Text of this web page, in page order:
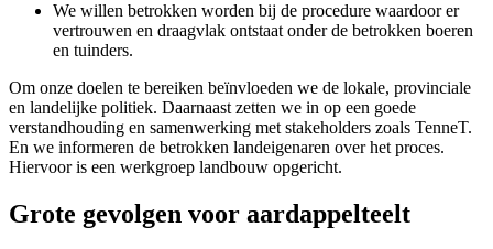
We willen betrokken worden bij de procedure waardoor er
vertrouwen en draagvlak ontstaat onder de betrokken boeren
en tuinders.
Om onze doelen te bereiken beïnvloeden we de lokale, provinciale
en landelijke politiek. Daarnaast zetten we in op een goede
verstandhouding en samenwerking met stakeholders zoals TenneT.
En we informeren de betrokken landeigenaren over het proces.
Hiervoor is een werkgroep landbouw opgericht.
Grote gevolgen voor aardappelteelt